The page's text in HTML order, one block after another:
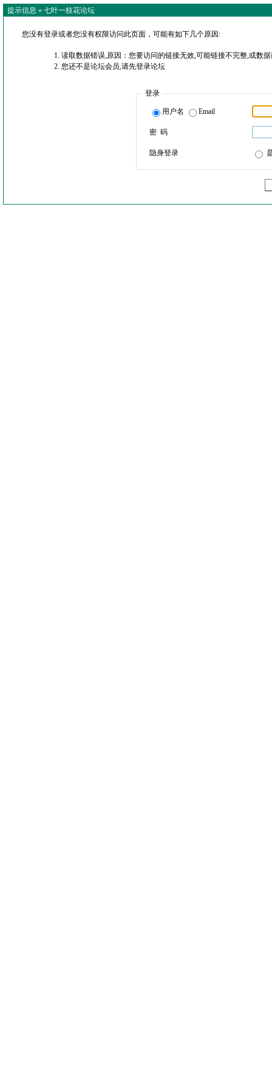
提示信息 » 七叶一枝花论坛
您没有登录或者您没有权限访问此页面，可能有如下几个原因:
读取数据错误,原因：您要访问的链接无效,可能链接不完整,或数
您还不是论坛会员,请先登录论坛
登录
用户名 Email
密 码
隐身登录